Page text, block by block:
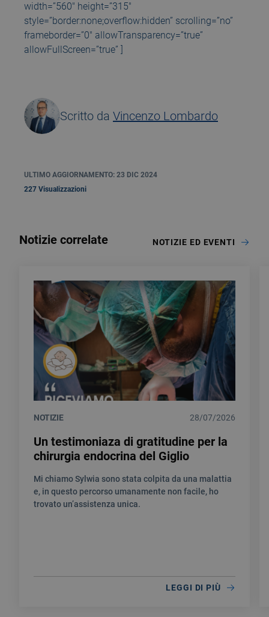
width=”560″ height=”315″
style=”border:none;overflow:hidden” scrolling=”no”
frameborder=”0″ allowTransparency=”true”
allowFullScreen=”true” ]
Scritto da Vincenzo Lombardo
ULTIMO AGGIORNAMENTO: 23 DIC 2024
227 Visualizzazioni
Notizie correlate NOTIZIE ED EVENTI
NOTIZIE 28/07/2026
Un testimoniaza di gratitudine per la
chirurgia endocrina del Giglio
Mi chiamo Sylwia sono stata colpita da una malattia
e, in questo percorso umanamente non facile, ho
trovato un’assistenza unica.
LEGGI DI PIÙ